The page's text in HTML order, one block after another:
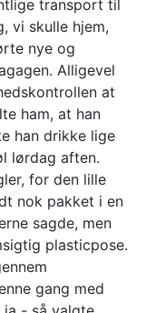
transport til
vi skulle hjem,
nye og
Alligevel
at
ham, at han
han drikke lige
lørdag aften.
for den lille
nok pakket i en
sagde, men
plasticpose.
gang med